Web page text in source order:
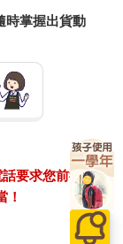
時掌握出貨動
要求您前往
！